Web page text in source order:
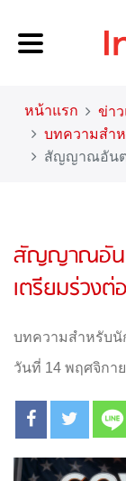
หน้าแรก
ข่า
บทความสำ
สัญญาณอันต
สัญญาณอันต
เตรียมร่วงต่
บทความสำหรับนั
วันที่ 14 พฤศจิกา